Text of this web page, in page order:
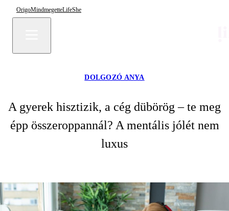
OrigoMindmegetteLifeShe
DOLGOZÓ ANYA
A gyerek hisztizik, a cég dübörög – te meg
épp összeroppannál? A mentális jólét nem
luxus